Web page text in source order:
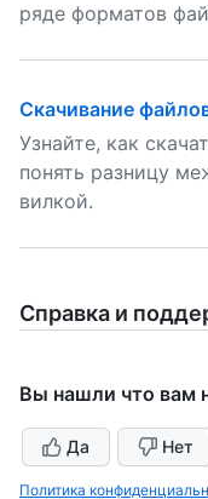
ряде форматов
Скачивание
Узнайте, как
понять разницу
вилкой.
Справка и
Вы нашли что вам
Да Нет
Политика